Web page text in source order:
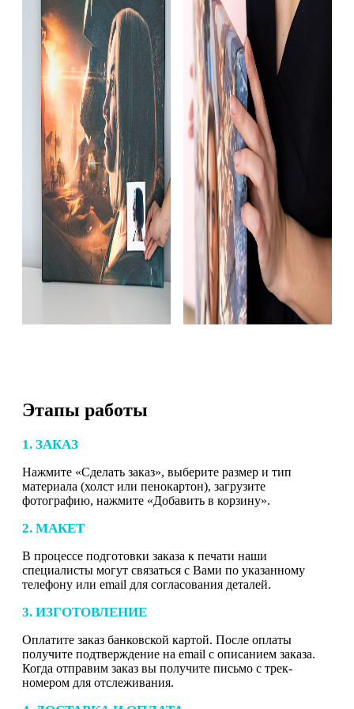
Этапы работы
1. ЗАКАЗ
Нажмите «Сделать заказ», выберите размер и тип
материала (холст или пенокартон), загрузите
фотографию, нажмите «Добавить в корзину».
2. МАКЕТ
В процессе подготовки заказа к печати наши
специалисты могут связаться с Вами по указанному
телефону или email для согласования деталей.
3. ИЗГОТОВЛЕНИЕ
Оплатите заказ банковской картой. После оплаты
получите подтверждение на email с описанием заказа.
Когда отправим заказ вы получите письмо с трек-
номером для отслеживания.